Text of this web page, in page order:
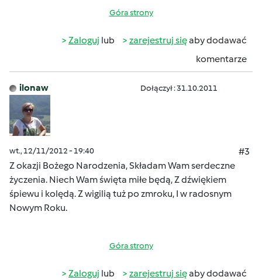
Góra strony
Zaloguj lub zarejestruj sięaby dodawać
komentarze
ilonaw Dołączył : 31.10.2011
wt., 12/11/2012 - 19:40
#3
Z okazji Bożego Narodzenia, Składam Wam serdeczne
życzenia. Niech Wam święta miłe będą, Z dźwiękiem
śpiewu i kolędą. Z wigilią tuż po zmroku, I w radosnym
Nowym Roku.
Góra strony
Zaloguj lub zarejestruj sięaby dodawać